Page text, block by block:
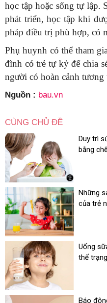
học tập hoặc sống tự lập.
phát triển, học tập khi
pháp điều trị phù hợp, có
Phụ huynh có thể tham
đình có trẻ tự kỷ để chia
người có hoàn cảnh tương
Nguồn : bau.vn
CÙNG CHỦ ĐỀ
Duy trì
bằng
Những
của trẻ
Uống
thể
Báo